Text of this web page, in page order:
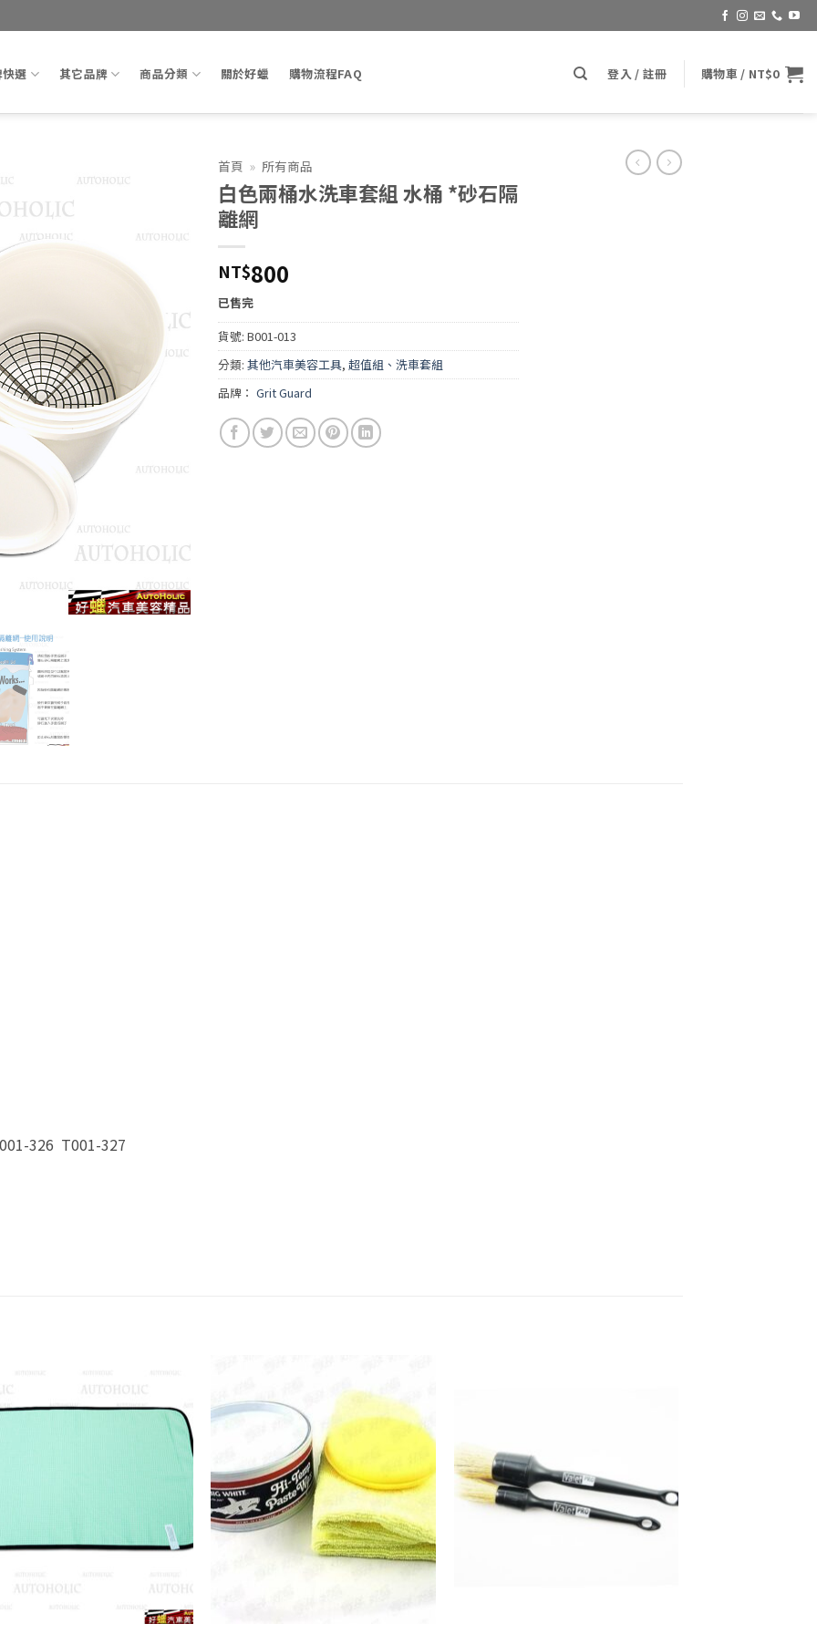
選 其它品牌 商品分類 關於好蠟 購物流程FAQ 登入 / 註冊 購物車 / NT$0
首頁 » 所有商品
白色兩桶水洗車套組 水桶 *砂石隔
離網
NT$800
已售完
貨號: B001-013
分類: 其他汽車美容工具, 超值組、洗車套組
品牌： Grit Guard
326 T001-327
Add to
wishlist
Add to
wishlist